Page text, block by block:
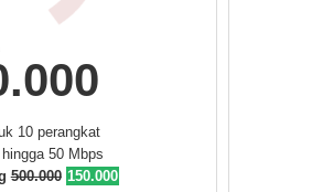
10 perangkat
50 Mbps
500.000 150.000